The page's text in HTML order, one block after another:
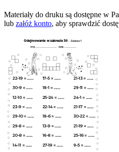
Materiały do druku są dostępne w
lub załóż konto, aby sprawdzić